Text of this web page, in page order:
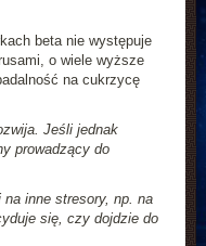
beta nie występuje
o wiele wyższe
na cukrzycę
Jeśli jednak
prowadzący do
inne stresory, np. na
się, czy dojdzie do